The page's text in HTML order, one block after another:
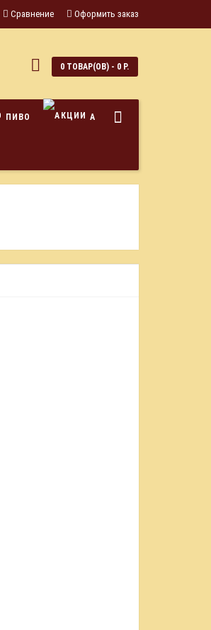
Сравнение Оформить заказ
0 ТОВАР(ОВ) - 0 Р.
ПИВО АКЦИИ